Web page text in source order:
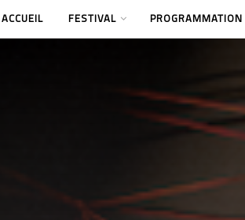
ACCUEIL FESTIVAL PROGRAMMATION